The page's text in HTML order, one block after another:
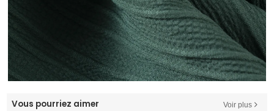
Vous pourriez aimer Voir plus